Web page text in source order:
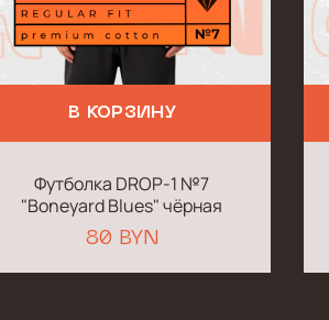
В КОРЗИНУ
Футболка DROP-1 №7
"Boneyard Blues" чёрная
80 BYN